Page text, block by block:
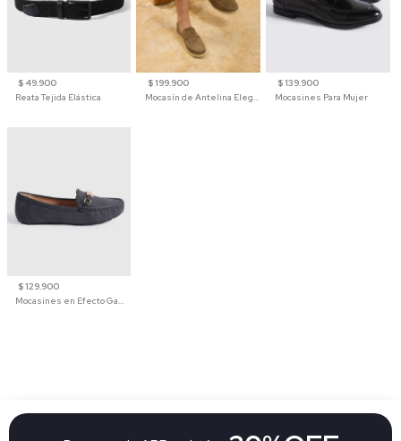
$ 49.900
Reata Tejida Elástica
$ 199.900
Mocasín de Antelina Elegante con Suela de Contraste Para Hombre
$ 139.900
Mocasines Para Mujer
$ 129.900
Mocasines en Efecto Gamuzado Para Mujer